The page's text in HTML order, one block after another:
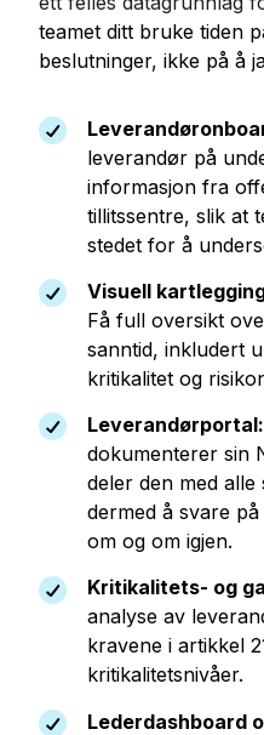
teamet ditt bruke tiden
beslutninger, ikke på å
leverandør på
informasjon fra
tillitssentre, slik at
stedet for å
Visuell
Få full oversikt
sanntid, inkludert
kritikalitet og
Leverandørportal:
dokumenterer sin
deler den med
dermed å svare
om og om igjen.
Kritikalitets- og
analyse av
kravene i artikkel
kritikalitetsnivåer.
Lederdashboard